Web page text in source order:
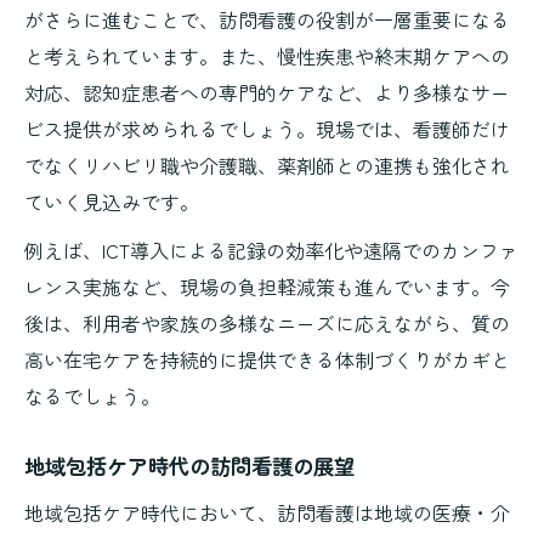
がさらに進むことで、訪問看護の役割が一層重要になる
と考えられています。また、慢性疾患や終末期ケアへの
対応、認知症患者への専門的ケアなど、より多様なサー
ビス提供が求められるでしょう。現場では、看護師だけ
でなくリハビリ職や介護職、薬剤師との連携も強化され
ていく見込みです。
例えば、ICT導入による記録の効率化や遠隔でのカンファ
レンス実施など、現場の負担軽減策も進んでいます。今
後は、利用者や家族の多様なニーズに応えながら、質の
高い在宅ケアを持続的に提供できる体制づくりがカギと
なるでしょう。
地域包括ケア時代の訪問看護の展望
地域包括ケア時代において、訪問看護は地域の医療・介